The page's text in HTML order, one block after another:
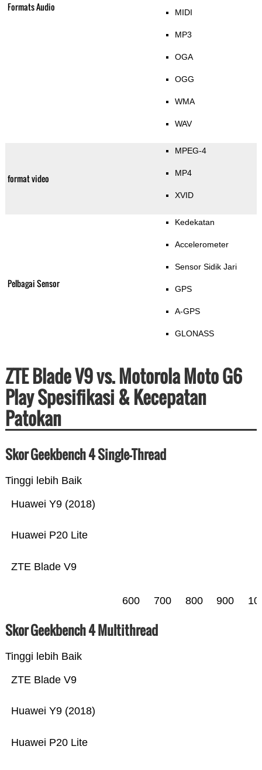
Formats Audio MIDI
MP3
OGA
OGG
WMA
WAV
format video
MPEG-4
MP4
XVID
Pelbagai Sensor
Kedekatan
Accelerometer
Sensor Sidik Jari
GPS
A-GPS
GLONASS
ZTE Blade V9 vs. Motorola Moto G6
Play Spesifikasi & Kecepatan
Patokan
Skor Geekbench 4 Single-Thread
Tinggi lebih Baik
ZTE Blade V9
Huawei P20 Lite
Huawei Y9 (2018)
600 700 800 900
Skor Geekbench 4 Multithread
Tinggi lebih Baik
Huawei P20 Lite
Huawei Y9 (2018)
ZTE Blade V9